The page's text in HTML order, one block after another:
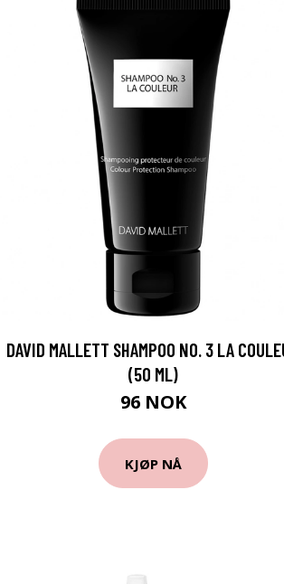
DAVID MALLETT SHAMPOO NO. 3 LA
(50 ML)
96 NOK
KJØP NÅ